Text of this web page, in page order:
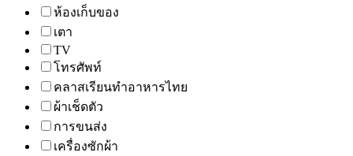
ห้องเก็บของ
เตา
TV
โทรศัพท์
คลาสเรียนทำอาหารไทย
ผ้าเช็ดตัว
การขนส่ง
เครื่องซักผ้า